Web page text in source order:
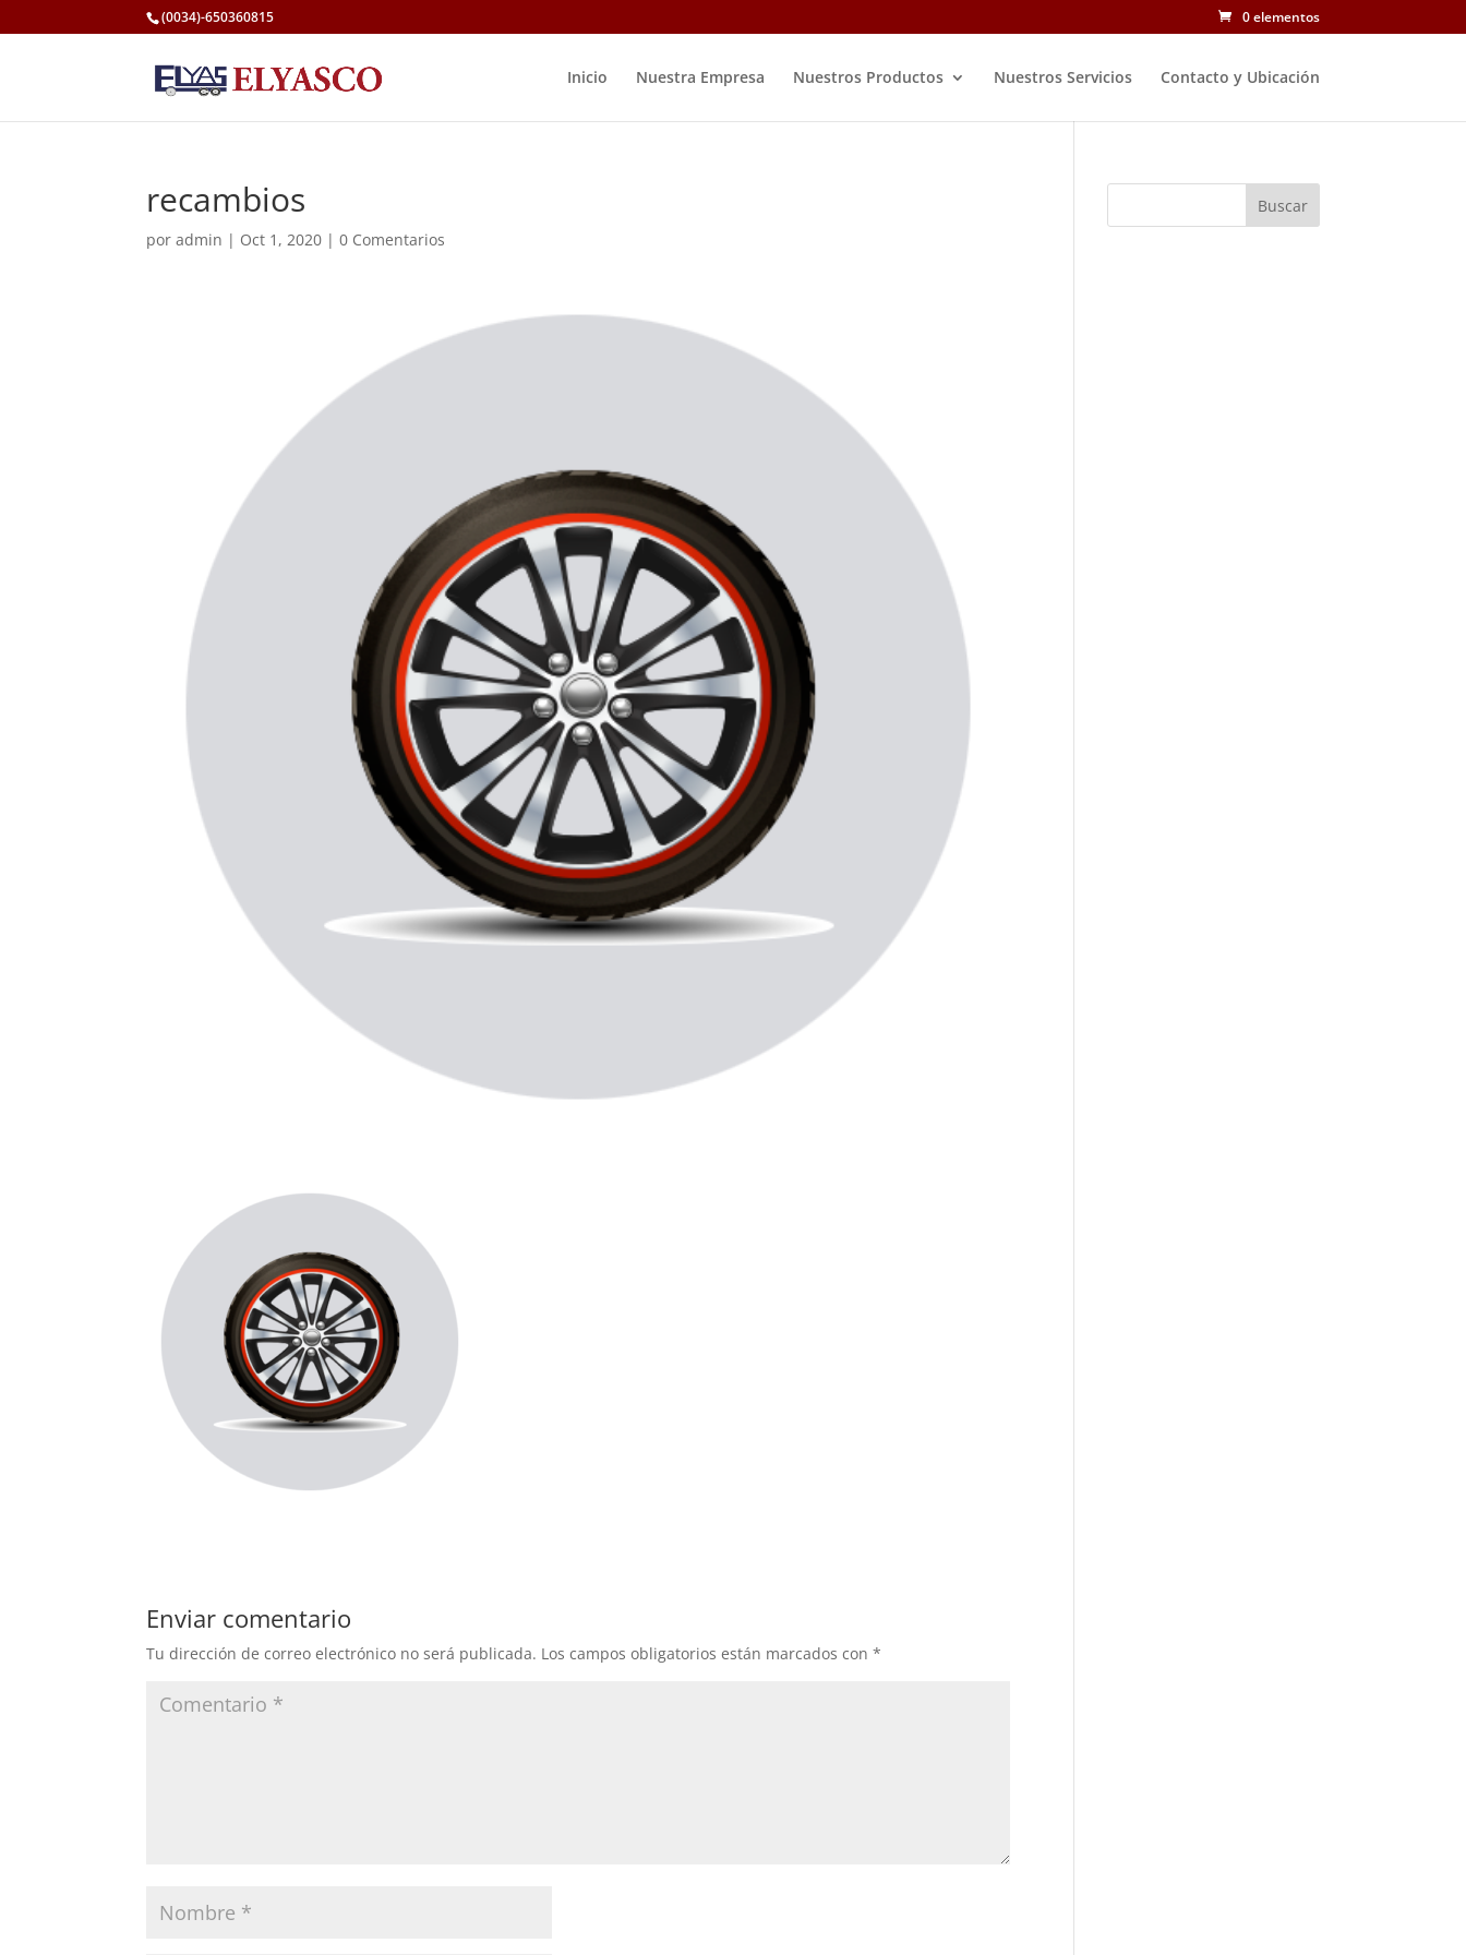
(0034)-650360815 0 elementos
Inicio Nuestra Empresa Nuestros Productos Nuestros Servicios Contacto y Ubicación
recambios
poradmin | Oct 1, 2020 |0 Comentarios
Enviar comentario
Tu dirección de correo electrónico no será publicada. Los campos obligatorios están marcados con*